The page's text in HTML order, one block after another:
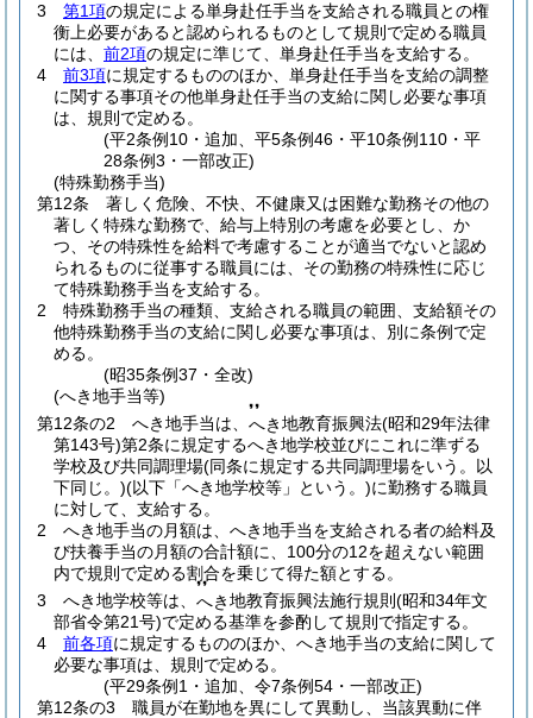
3
第1項の規定による単身赴任手当を支給される職員との権
衡上必要があると認められるものとして規則で定める職員
には、 前2項の規定に準じて、単身赴任手当を支給する。
4
前3項に規定するもののほか、単身赴任手当を支給の調整
に関する事項その他単身赴任手当の支給に関し必要な事項
は、規則で定める。
(平2条例10・追加、平5条例46・平10条例110・平
28条例3・一部改正)
(特殊勤務手当)
第12条
著しく危険、不快、不健康又は困難な勤務その他の
著しく特殊な勤務で、給与上特別の考慮を必要とし、か
つ、その特殊性を給料で考慮することが適当でないと認め
られるものに従事する職員には、その勤務の特殊性に応じ
て特殊勤務手当を支給する。
2
特殊勤務手当の種類、支給される職員の範囲、支給額その
他特殊勤務手当の支給に関し必要な事項は、別に条例で定
める。
(昭35条例37・全改)
(へき地手当等)
第12条の2
へき地手当は、 へき
❜❜
地教育振興法(昭和29年法律
第143号)第2条に規定するへき地学校並びにこれに準ずる
学校及び共同調理場(同条に規定する共同調理場をいう。以
下同じ。)(以下「へき地学校等」という。)に勤務する職員
に対して、支給する。
2
へき地手当の月額は、へき地手当を支給される者の給料及
び扶養手当の月額の合計額に、100分の12を超えない範囲
内で規則で定める割合を乗じて得た額とする。
3
へき地学校等は、 へき
❜❜
地教育振興法施行規則 (昭和34年文
部省令第21号)で定める基準を参酌して規則で指定する。
4
前各項に規定するもののほか、へき地手当の支給に関して
必要な事項は、規則で定める。
(平29条例1・追加、令7条例54・一部改正)
第12条の3
職員が在勤地を異にして異動し、当該異動に伴